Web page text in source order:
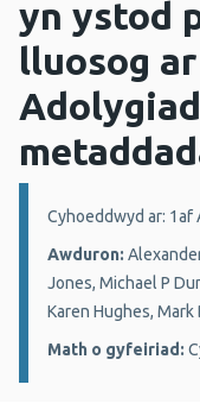
yn ystod
lluosog
Manylion:
Cyhoeddwyd ar: 1af
Awduron:
Jones, Michael P
Karen Hughes, Mark
Math o gyfeiriad: